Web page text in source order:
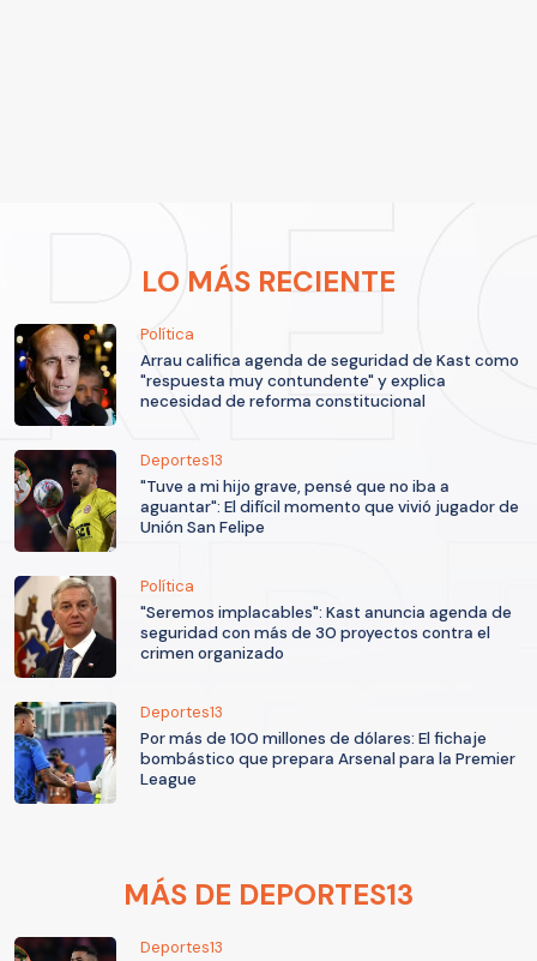
LO MÁS RECIENTE
Política
Arrau califica agenda de seguridad de Kast como
"respuesta muy contundente" y explica
necesidad de reforma constitucional
Deportes13
"Tuve a mi hijo grave, pensé que no iba a
aguantar": El difícil momento que vivió jugador de
Unión San Felipe
Política
"Seremos implacables": Kast anuncia agenda de
seguridad con más de 30 proyectos contra el
crimen organizado
Deportes13
Por más de 100 millones de dólares: El fichaje
bombástico que prepara Arsenal para la Premier
League
MÁS DE DEPORTES13
Deportes13